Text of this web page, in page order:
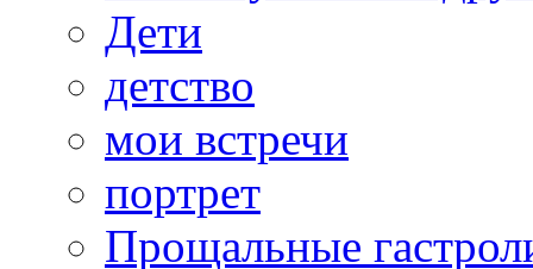
Дети
детство
мои встречи
портрет
Прощальные